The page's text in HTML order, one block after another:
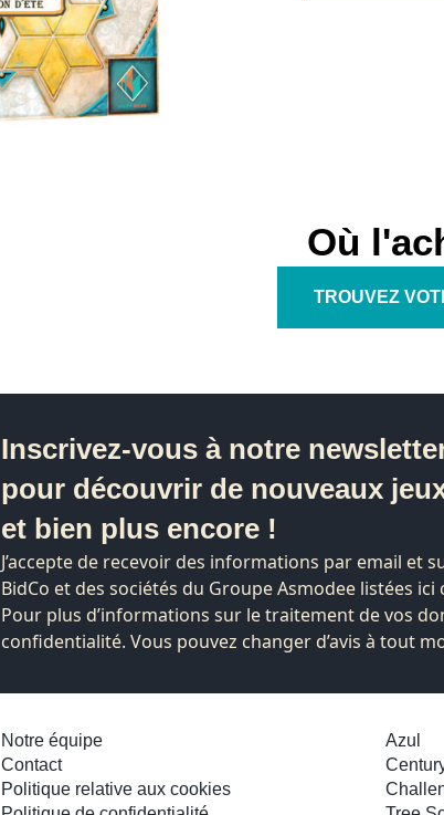
Où
TROUVEZ
Inscrivez-vous à notre
pour découvrir de nouveaux
et bien plus encore !
J’accepte de recevoir des informations par email et
BidCo et des sociétés du Groupe Asmodee listées ici
Pour plus d’informations sur le traitement de vos
confidentialité. Vous pouvez changer d’avis à tout
Notre équipe
Contact
Politique relative aux cookies
Azul